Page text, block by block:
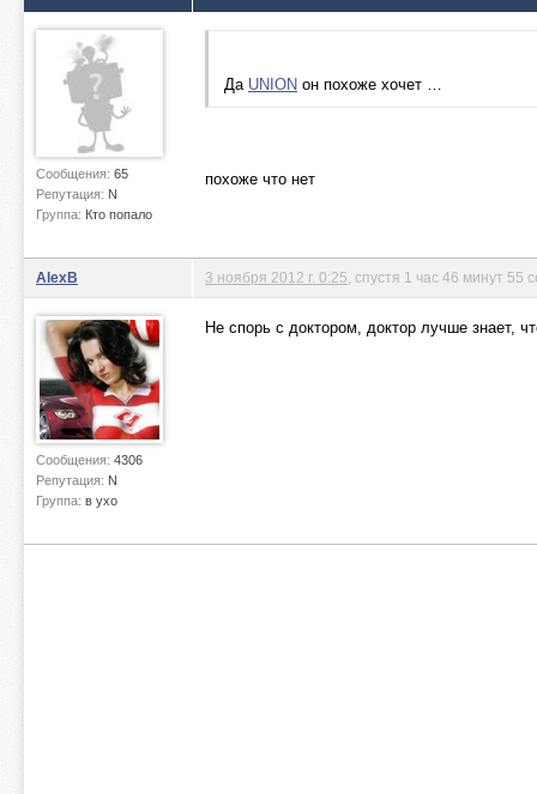
Сообщения: 65
Репутация: N
Группа: Кто попало
Да UNION он похоже хочет …
похоже что нет
AlexB
Сообщения: 4306
Репутация: N
Группа: в ухо
3 ноября 2012 г. 0:25 , спустя 1 час 46 минут 55
Не спорь с доктором, доктор лучше знает,